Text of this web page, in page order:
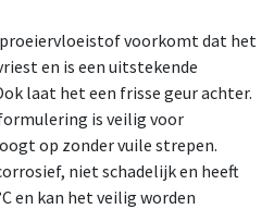
voorkomt dat het
en is een uitstekende
laat het een frisse geur achter.
is veilig voor
op zonder vuile strepen.
niet schadelijk en heeft
en kan het veilig worden